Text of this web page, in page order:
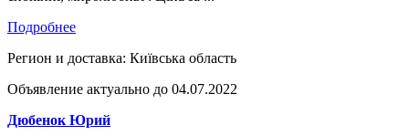
Подробнее
Регион и доставка: Київська область
Объявление актуально до 04.07.2022
Дюбенок Юрий